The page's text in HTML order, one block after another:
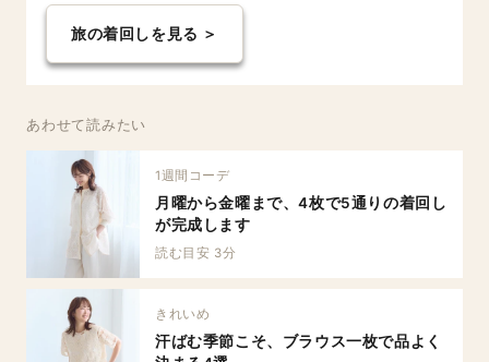
旅の着回しを見る ＞
あわせて読みたい
1週間コーデ
月曜から金曜まで、4枚で5通りの着回し
が完成します
読む目安 3分
きれいめ
汗ばむ季節こそ、ブラウス一枚で品よく